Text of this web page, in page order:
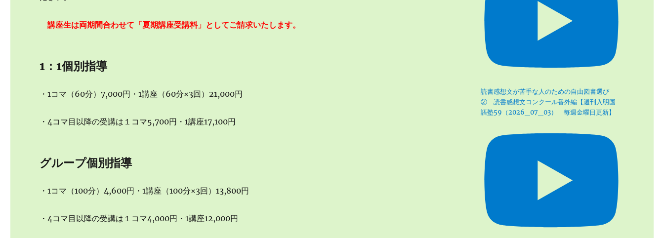
講座生は両期間合わせて「夏期講座受講料」としてご請求いたします。
1：1個別指導
・1コマ（60分）7,000円・1講座（60分×3回）21,000円
・4コマ目以降の受講は１コマ5,700円・1講座17,100円
グループ個別指導
・1コマ（100分）4,600円・1講座（100分×3回）13,800円
・4コマ目以降の受講は１コマ4,000円・1講座12,000円
読書感想文が苦手な人のための自由図書選び
② 読書感想文コンクール番外編【週刊入明国
語塾59（2026_07_03） 毎週金曜日更新】